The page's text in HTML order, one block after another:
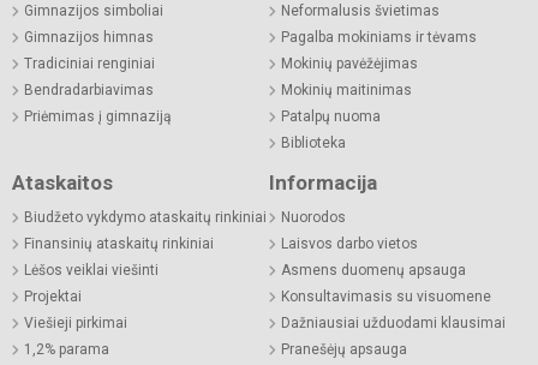
Gimnazijos simboliai
Gimnazijos himnas
Tradiciniai renginiai
Bendradarbiavimas
Priėmimas į gimnaziją
Neformalusis švietimas
Pagalba mokiniams ir tėvams
Mokinių pavėžėjimas
Mokinių maitinimas
Patalpų nuoma
Biblioteka
Ataskaitos
Biudžeto vykdymo ataskaitų rinkiniai
Finansinių ataskaitų rinkiniai
Lėšos veiklai viešinti
Projektai
Viešieji pirkimai
1,2% parama
Informacija
Nuorodos
Laisvos darbo vietos
Asmens duomenų apsauga
Konsultavimasis su visuomene
Dažniausiai užduodami klausimai
Pranešėjų apsauga